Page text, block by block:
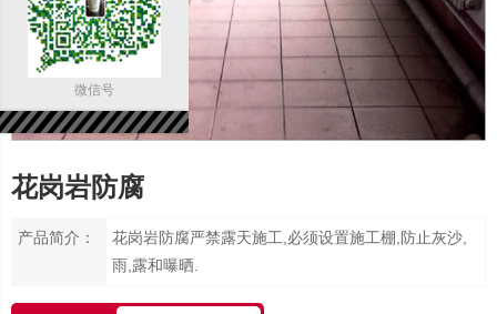
花岗岩防腐
产品简介：
花岗岩防腐严禁露天施工,必须设置施工棚,防止灰沙,
雨,露和曝晒.
微信号